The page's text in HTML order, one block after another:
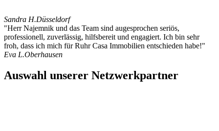
Sandra H.Düsseldorf
"Herr Najemnik und das Team sind augesprochen seriös,
professionell, zuverlässig, hilfsbereit und engagiert. Ich bin sehr
froh, dass ich mich für Ruhr Casa Immobilien entschieden habe!"
Eva L.Oberhausen
Auswahl unserer Netzwerkpartner